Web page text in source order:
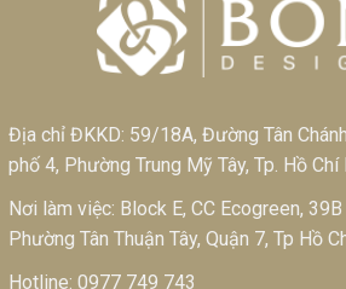
Địa chỉ ĐKKD: 59/18A, Đường Tân
phố 4, Phường Trung Mỹ Tây, Tp. Hồ Chí
Nơi làm việc: Block E, CC Ecogreen,
Phường Tân Thuận Tây, Quận 7, Tp Hồ
Hotline: 0977 749 743